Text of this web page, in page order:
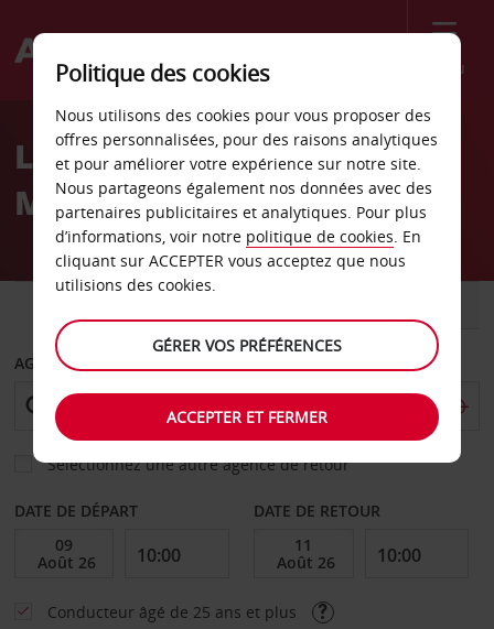
Menu
Welcome
AvisLocation de voiture
Malatya
AGENCE DE DÉPART
Sélectionnez une autre agence de retour
DATE DE DÉPART DATE DE RETOUR
Conducteur âgé de 25 ans et plus
Politique des cookies
Nous utilisons des cookies pour vous proposer des
offres personnalisées, pour des raisons analytiques
et pour améliorer votre expérience sur notre site.
Nous partageons également nos données avec des
partenaires publicitaires et analytiques. Pour plus
d’informations, voir notre politique de cookies. En
cliquant sur ACCEPTER vous acceptez que nous
utilisions des cookies.
GÉRER VOS PRÉFÉRENCES
ACCEPTER ET FERMER